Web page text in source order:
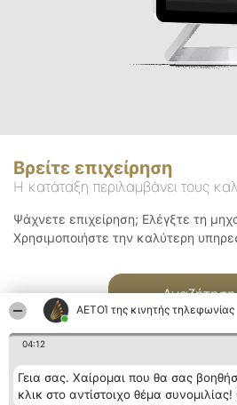
ΑΕΤΟΊ της κινητής τηλεφωνίας
04:12
Γεια σας. Χαίρομαι που θα σας
κλικ στο αντίστοιχο θέμα συνομιλίας!
Βρείτε επιχείρηση
Η κατάταξη περιλαμβάνει τους
Ψάχνετε επιχείρηση; Ελέγξτε τη
Χρησιμοποιήστε την καλύτερη
Αναζήτηση